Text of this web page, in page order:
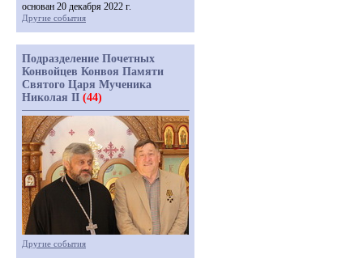
основан 20 декабря 2022 г.
Другие события
Подразделение Почетных
Конвойцев Конвоя Памяти
Святого Царя Мученика
Николая II (44)
Другие события